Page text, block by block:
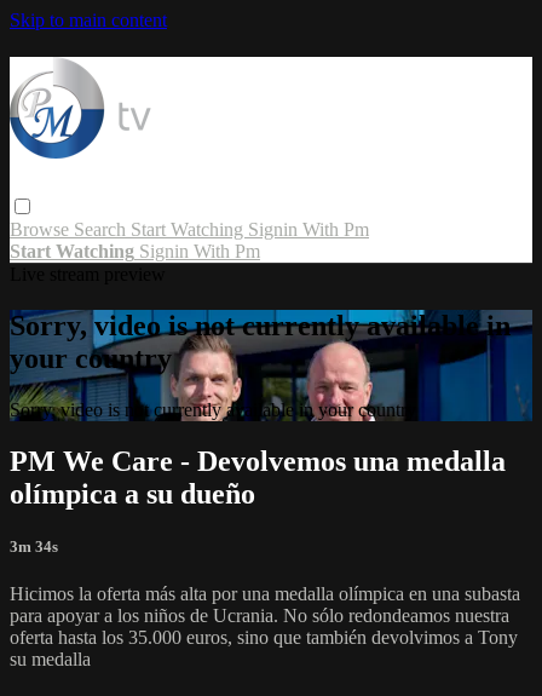
Skip to main content
Browse Search Start Watching Signin With Pm
Start Watching Signin With Pm
Sorry, video is not currently available in
your country
Sorry, video is not currently available in your country
PM We Care - Devolvemos una medalla
olímpica a su dueño
3m 34s
Hicimos la oferta más alta por una medalla olímpica en una subasta
para apoyar a los niños de Ucrania. No sólo redondeamos nuestra
oferta hasta los 35.000 euros, sino que también devolvimos a Tony
su medalla